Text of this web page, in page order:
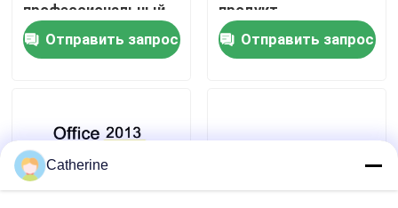
Новости
Office 2024 Key Купить
профессиональный
плюс ПК ключа 50
продукта
Отправить запрос
продукт
Отправить запрос
Catherine